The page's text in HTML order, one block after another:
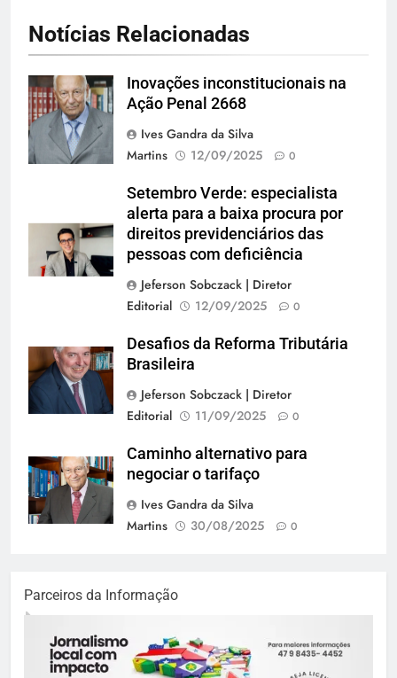
Notícias Relacionadas
Andreia Tarelow
Inovações inconstitucionais na
Ação Penal 2668
Ives Gandra da Silva
Martins
12/09/2025 0
Setembro Verde: especialista
alerta para a baixa procura por
direitos previdenciários das
pessoas com deficiência
Jeferson Sobczack | Diretor
Editorial
12/09/2025 0
Desafios da Reforma Tributária
Brasileira
Jeferson Sobczack | Diretor
Editorial
11/09/2025 0
Caminho alternativo para
negociar o tarifaço
Ives Gandra da Silva
Martins
30/08/2025 0
Parceiros da Informação